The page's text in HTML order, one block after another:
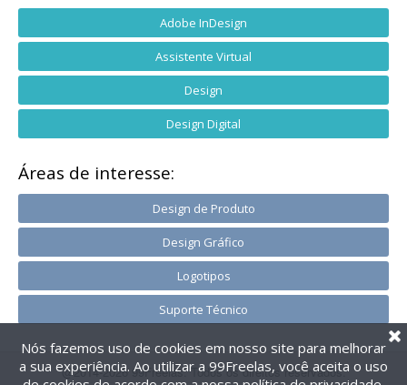
Adobe InDesign
Assistente Virtual
Design
Design Digital
Áreas de interesse:
Design de Produto
Design Gráfico
Logotipos
Suporte Técnico
@2014-2026 99Freelas. Todos os direitos reservados.
Nós fazemos uso de cookies em nosso site para melhorar
a sua experiência. Ao utilizar a 99Freelas, você aceita o uso